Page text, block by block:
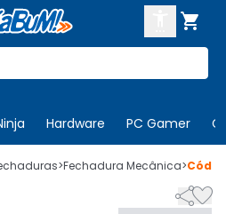

Hardware PC Gamer
>Fechadura Mecânica>
